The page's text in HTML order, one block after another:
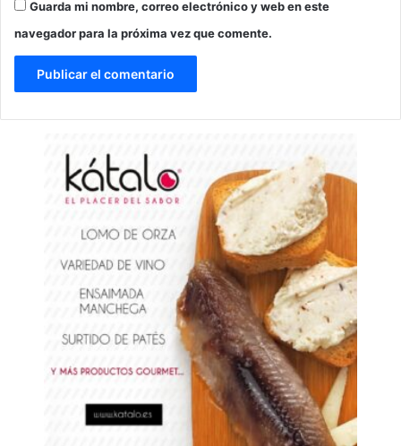
Guarda mi nombre, correo electrónico y web en este
navegador para la próxima vez que comente.